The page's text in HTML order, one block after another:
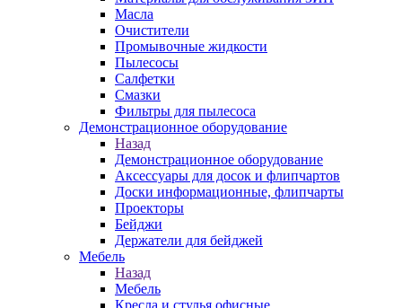
Масла
Очистители
Промывочные жидкости
Пылесосы
Салфетки
Смазки
Фильтры для пылесоса
Демонстрационное оборудование
Назад
Демонстрационное оборудование
Аксессуары для досок и флипчартов
Доски информационные, флипчарты
Проекторы
Бейджи
Держатели для бейджей
Мебель
Назад
Мебель
Кресла и стулья офисные